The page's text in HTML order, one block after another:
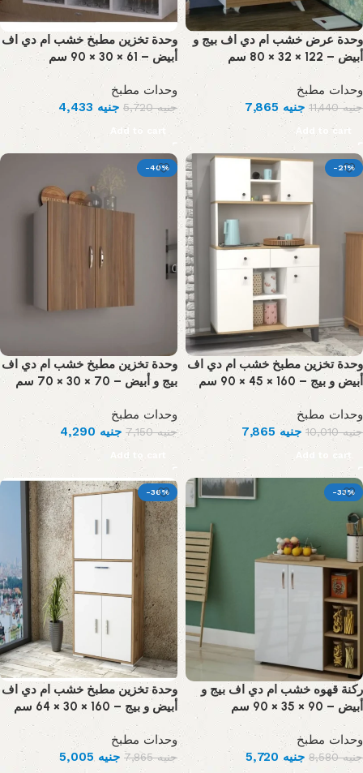
وحدة عرض خشب ام دي اف بيج و
أبيض – 122 × 32 × 80 سم
وحدات مطبخ
جنيه11,440 جنيه
Add to cart
وحدة تخزين مطبخ خشب ام دي اف
أبيض – 61 × 30 × 90 سم
وحدات مطبخ
جنيه5,720 جنيه
Add to cart
-21%
وحدة تخزين مطبخ خشب ام دي اف
أبيض و بيج – 160 × 45 × 90 سم
وحدات مطبخ
جنيه10,010 جنيه
Add to cart
-40%
وحدة تخزين مطبخ خشب ام دي اف
بيج و أبيض – 70 × 30 × 70 سم
وحدات مطبخ
جنيه7,150 جنيه
Add to cart
-33%
ركنة قهوه خشب ام دي اف بيج و
أبيض – 90 × 35 × 90 سم
وحدات مطبخ
جنيه8,580 جنيه
-36%
وحدة تخزين مطبخ خشب ام دي اف
أبيض و بيج – 160 × 30 × 64 سم
وحدات مطبخ
جنيه7,865 جنيه 5,005